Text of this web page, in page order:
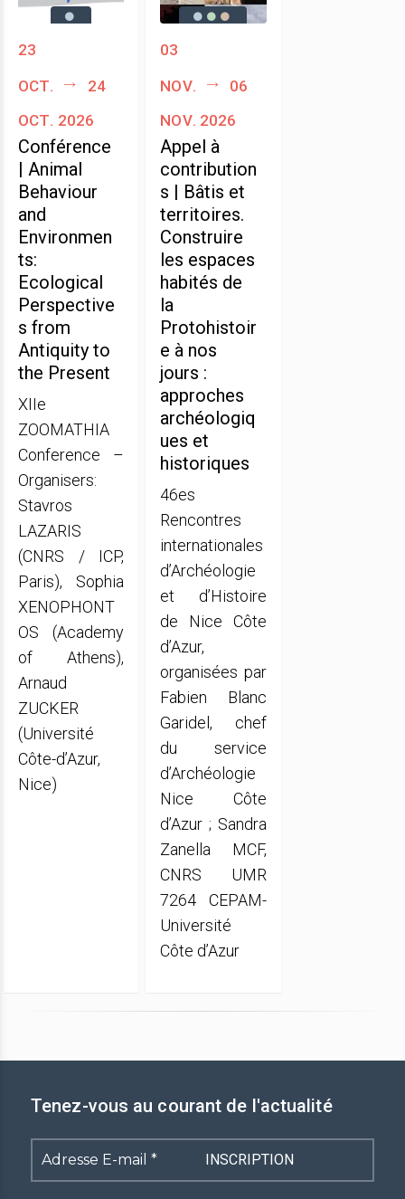
23
oct.
24
oct. 2026
Conférence
| Animal
Behaviour
and
Environmen
ts:
Ecological
Perspective
s from
Antiquity to
the Present
XIIe
ZOOMATHIA
Conference –
Organisers:
Stavros
LAZARIS
(CNRS / ICP,
Paris), Sophia
XENOPHONT
OS (Academy
of Athens),
Arnaud
ZUCKER
(Université
Côte-d’Azur,
Nice)
03
nov.
06
nov. 2026
Appel à
contribution
s | Bâtis et
territoires.
Construire
les espaces
habités de
la
Protohistoir
e à nos
jours :
approches
archéologiq
ues et
historiques
46es
Rencontres
internationales
d’Archéologie
et d’Histoire
de Nice Côte
d’Azur,
organisées par
Fabien Blanc
Garidel, chef
du service
d’Archéologie
Nice Côte
d’Azur ; Sandra
Zanella MCF,
CNRS UMR
7264 CEPAM-
Université
Côte d’Azur
Tenez-vous au courant de l'actualité
Adresse
E-